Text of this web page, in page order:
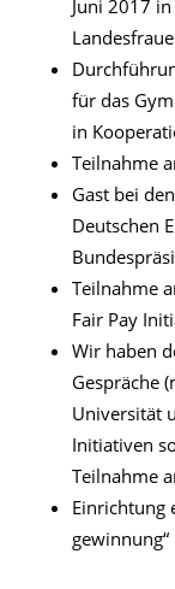
Juni 2017
für das
in
Teilnahme
Gast bei
Deutschen
Teilnahme
Fair Pay
Wir haben
Gespräche
Universität
Initiativen
Teilnahme
Einrichtung
gewinnung“